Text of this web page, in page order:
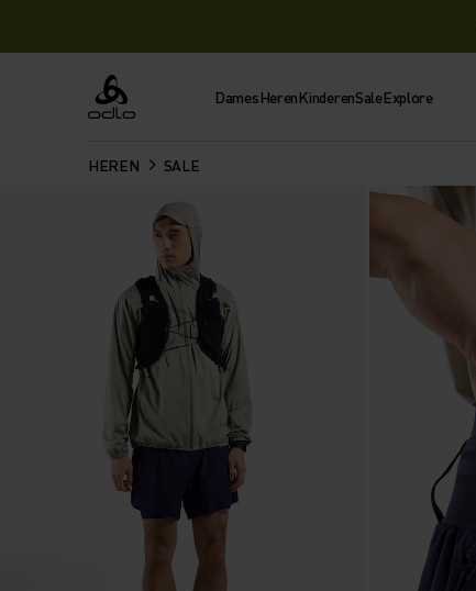
Odlo DamesHerenKinderenSaleExplore
HEREN SALE